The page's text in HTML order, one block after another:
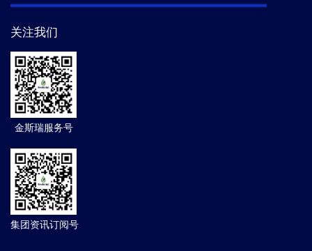
关注我们
金斯瑞服务号
集团资讯订阅号